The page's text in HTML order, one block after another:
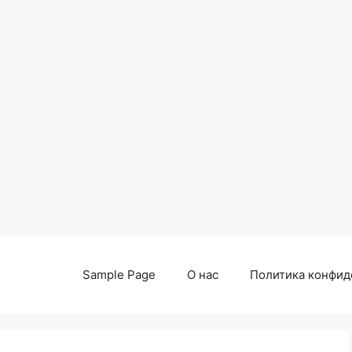
Sample Page О нас Политика